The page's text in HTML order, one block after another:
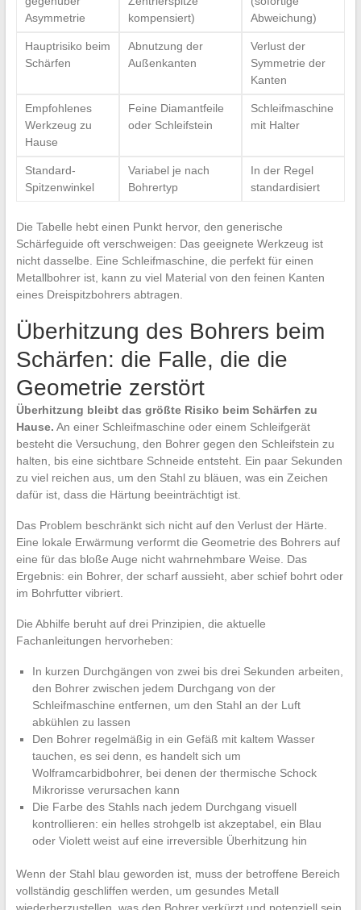
Asymmetrie
kompensiert)
Abweichung)
Hauptrisiko beim
Schärfen
Abnutzung der
Außenkanten
Verlust der
Symmetrie der
Kanten
Empfohlenes
Werkzeug zu
Hause
Feine Diamantfeile
oder Schleifstein
Schleifmaschine
mit Halter
Standard-
Spitzenwinkel
Variabel je nach
Bohrertyp
In der Regel
standardisiert
Die Tabelle hebt einen Punkt hervor, den generische
Schärfeguide oft verschweigen: Das geeignete Werkzeug ist
nicht dasselbe. Eine Schleifmaschine, die perfekt für einen
Metallbohrer ist, kann zu viel Material von den feinen Kanten
eines Dreispitzbohrers abtragen.
Überhitzung des Bohrers beim
Schärfen: die Falle, die die
Geometrie zerstört
Überhitzung bleibt das größte Risiko beim Schärfen zu
Hause. An einer Schleifmaschine oder einem Schleifgerät
besteht die Versuchung, den Bohrer gegen den Schleifstein zu
halten, bis eine sichtbare Schneide entsteht. Ein paar Sekunden
zu viel reichen aus, um den Stahl zu bläuen, was ein Zeichen
dafür ist, dass die Härtung beeinträchtigt ist.
Das Problem beschränkt sich nicht auf den Verlust der Härte.
Eine lokale Erwärmung verformt die Geometrie des Bohrers auf
eine für das bloße Auge nicht wahrnehmbare Weise. Das
Ergebnis: ein Bohrer, der scharf aussieht, aber schief bohrt oder
im Bohrfutter vibriert.
Die Abhilfe beruht auf drei Prinzipien, die aktuelle
Fachanleitungen hervorheben:
In kurzen Durchgängen von zwei bis drei Sekunden arbeiten,
den Bohrer zwischen jedem Durchgang von der
Schleifmaschine entfernen, um den Stahl an der Luft
abkühlen zu lassen
Den Bohrer regelmäßig in ein Gefäß mit kaltem Wasser
tauchen, es sei denn, es handelt sich um
Wolframcarbidbohrer, bei denen der thermische Schock
Mikrorisse verursachen kann
Die Farbe des Stahls nach jedem Durchgang visuell
kontrollieren: ein helles strohgelb ist akzeptabel, ein Blau
oder Violett weist auf eine irreversible Überhitzung hin
Wenn der Stahl blau geworden ist, muss der betroffene Bereich
vollständig geschliffen werden, um gesundes Metall
wiederherzustellen, was den Bohrer verkürzt und potenziell sein